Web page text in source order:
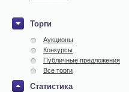
Торги
Аукционы
Конкурсы
Публичные предложения
Все торги
Статистика